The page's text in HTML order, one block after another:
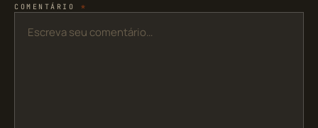
COMENTÁRIO *